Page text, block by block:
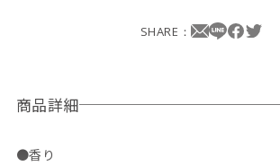
SHARE：
商品詳細
●香り